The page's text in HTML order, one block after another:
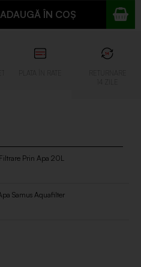
ADAUGĂ ÎN COȘ
Prin Apa 20L
Samus Aquafilter